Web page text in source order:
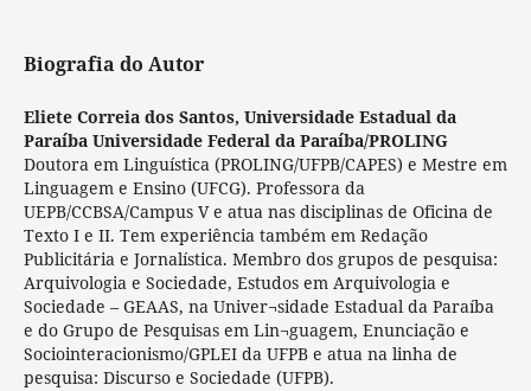
Biografia do Autor
Eliete Correia dos Santos, Universidade Estadual da
Paraíba Universidade Federal da Paraíba/PROLING
Doutora em Linguística (PROLING/UFPB/CAPES) e Mestre em
Linguagem e Ensino (UFCG). Professora da
UEPB/CCBSA/Campus V e atua nas disciplinas de Oficina de
Texto I e II. Tem experiência também em Redação
Publicitária e Jornalística. Membro dos grupos de pesquisa:
Arquivologia e Sociedade, Estudos em Arquivologia e
Sociedade – GEAAS, na Univer¬sidade Estadual da Paraíba
e do Grupo de Pesquisas em Lin¬guagem, Enunciação e
Sociointeracionismo/GPLEI da UFPB e atua na linha de
pesquisa: Discurso e Sociedade (UFPB).